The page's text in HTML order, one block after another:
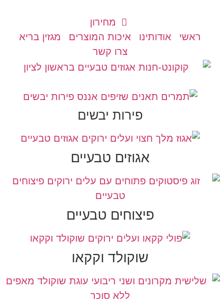
מחירון
ראשי
אודותינו איכות המוצרים
מגזין בריא
צרו קשר
פירות יבשים
אגוזים טבעיים
פיצוחים טבעיים
שוקולד וקקאו